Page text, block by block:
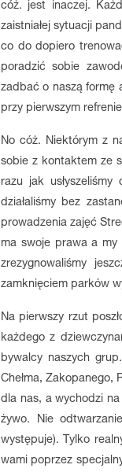
cóż. jest inaczej.
zaistniałej sytuacji
co do dopiero
poradzić sobie
zadbać o naszą formę
przy pierwszym
No cóż. Niektórym z
sobie z kontaktem ze
razu jak
działaliśmy bez
prowadzenia zajęć
ma swoje prawa a my
zrezygnowaliśmy
zamknięciem parków
Na pierwszy rzut
każdego z
bywalcy naszych
Chełma, Zakopanego,
dla nas, a wychodzi
żywo. Nie
występuje). Tylko
wami poprzez